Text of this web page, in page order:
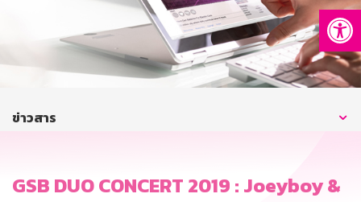
ติดต่อเรา
บริการออนไลน์
ข่าวสาร
GSB DUO CONCERT 2019 : Joeyboy &